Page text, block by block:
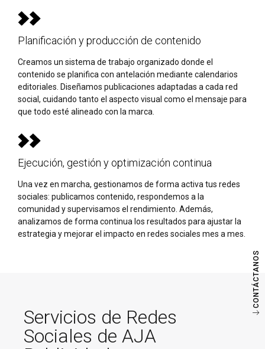
CONTÁCTANOS
Planificación y producción de contenido
Creamos un sistema de trabajo organizado donde el
contenido se planifica con antelación mediante calendarios
editoriales. Diseñamos publicaciones adaptadas a cada red
social, cuidando tanto el aspecto visual como el mensaje para
que todo esté alineado con la marca.
Ejecución, gestión y optimización continua
Una vez en marcha, gestionamos de forma activa tus redes
sociales: publicamos contenido, respondemos a la
comunidad y supervisamos el rendimiento. Además,
analizamos de forma continua los resultados para ajustar la
estrategia y mejorar el impacto en redes sociales mes a mes.
Servicios de Redes
Sociales de AJA